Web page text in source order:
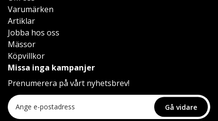
Varumärken
Artiklar
Jobba hos oss
Mässor
Köpvillkor
Missa inga kampanjer
Prenumerera på vårt nyhetsbrev!
Gå vidare